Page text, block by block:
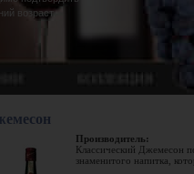
Производитель:
Классический Джемесон
знаменитого напитка,
возраст.